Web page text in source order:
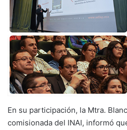
En su participación, la Mtra.
comisionada del INAI, informó